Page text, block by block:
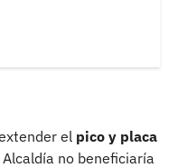
el pico y placa
no beneficiaría